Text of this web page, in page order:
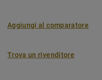
Aggiungi al comparatore
Trova un rivenditore